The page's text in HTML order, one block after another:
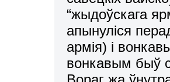
“жыдоўскага
апынуліся
армія) і
вонкавым быў